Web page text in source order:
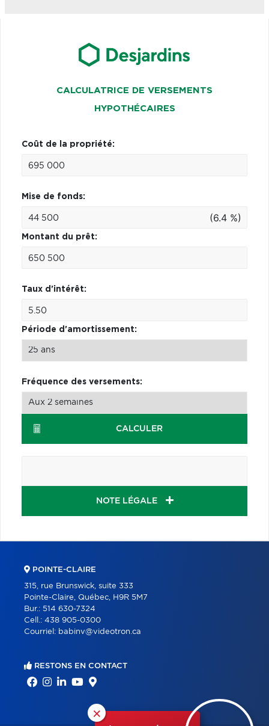
CALCULATRICE DE VERSEMENTS
HYPOTHÉCAIRES
Coût de la propriété:
Mise de fonds:
(6.4 %)
Montant du prêt:
Taux d'intérêt:
Période d'amortissement:
Fréquence des versements:
CALCULER
NOTE LÉGALE
×
POINTE-CLAIRE
315, rue Brunswick, suite 333
Pointe-Claire, Québec, H9R 5M7
Bur.: 514 630-7324
Cell.: 438 905-0300
Courriel: babinv@videotron.ca
RESTONS EN CONTACT